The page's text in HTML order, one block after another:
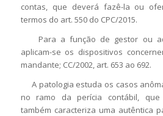
contas, que deverá fazê-la ou
termos do art. 550 do CPC/2015.
Para a função de gestor ou
aplicam-se os dispositivos
mandante; CC/2002, art. 653 ao 692.
A patologia estuda os casos
no ramo da perícia contábil, que
também caracteriza uma autêntica